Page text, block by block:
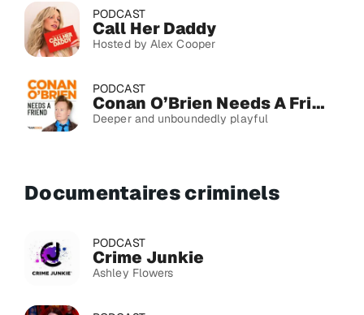
PODCAST
Call Her Daddy
Hosted by Alex Cooper
PODCAST
Conan O’Brien Needs A Friend
Deeper and unboundedly playful
Documentaires criminels
PODCAST
Crime Junkie
Ashley Flowers